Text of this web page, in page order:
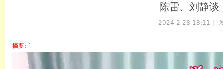
陈雷、刘静谈
2024-2-28 18:11
摘要: `